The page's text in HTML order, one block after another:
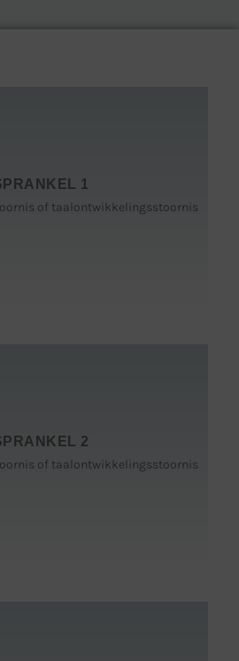
1
of taalontwikkelingsstoornis
mogelijk functioneren in de
van een zorgende begeleider;
2
of taalontwikkelingsstoornis
begeleider;
(opnieuw) tot rust kunnen komen;